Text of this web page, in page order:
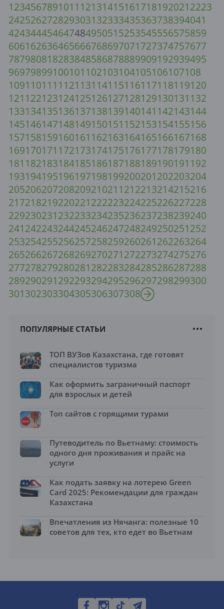
1234567891011 121314151617181920212223
242526272829303132333435363738394041
424344454647484950515253545556575859
606162636465666768697071727374757677
787980818283848586878889909192939495
96979899100101 102103104105106107108
109110111 112113114115116117118119120
121 122123124125126127128129130131 132
133134135136137138139140141 142143144
145146147148149150151 152153154155156
157158159160161 162163164165166167168
169170171 172173174175176177178179180
181 182183184185186187188189190191 192
193194195196197198199200201202203204
205206207208209210211212213214215216
217218219220221222223224225226227228
229230231232233234235236237238239240
241242243244245246247248249250251252
253254255256257258259260261262263264
265266267268269270271272273274275276
277278279280281282283284285286287288
289290291292293294295296297298299300
301302303304305306307308
ПОПУЛЯРНЫЕ СТАТЬИ
ТОП ВУЗов Казахстана, где готовят
специалистов туризма
Как оформить заграничный паспорт
для взрослых и детей
Топ сайтов с горящими турами
Путеводитель по Вьетнаму: стоимость
одного дня проживания и прайс на
услуги
Как подать заявку на лотерею Green
Card 2025: Рекомендации для граждан
Казахстана
Впечатления из Нячанга: полезные 10
советов для тех, кто едет во Вьетнам